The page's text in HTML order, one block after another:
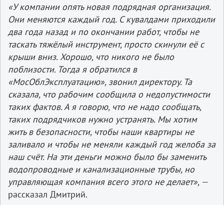
«У компании опять новая подрядная организация.
Они меняются каждый год. С кувалдами приходили
два года назад и по окончании работ, чтобы не
таскать тяжёлый инструмент, просто скинули её с
крыши вниз. Хорошо, что никого не было
поблизости. Тогда я обратился в
«МосОблЭксплуатацию», звонил директору. Та
сказала, что рабочим сообщила о недопустимости
таких фактов. А я говорю, что не надо сообщать,
таких подрядчиков нужно устранять. Мы хотим
жить в безопасности, чтобы наши квартиры не
заливало и чтобы не меняли каждый год желоба за
наш счёт. На эти деньги можно было бы заменить
водопроводные и канализационные трубы, но
управляющая компания всего этого не делает», —
рассказал Дмитрий.